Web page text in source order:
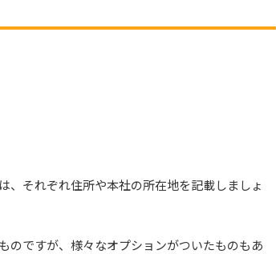
、それぞれ住所や本社の所在地を記載しましょ
のですが、様々なオプションがついたものもあ